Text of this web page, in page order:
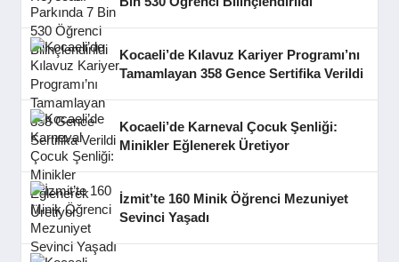
Kocaeli’de Kılavuz Kariyer Programı’nı
Tamamlayan 358 Gence Sertifika Verildi
Kocaeli’de Karneval Çocuk Şenliği:
Minikler Eğlenerek Üretiyor
İzmit’te 160 Minik Öğrenci Mezuniyet
Sevinci Yaşadı